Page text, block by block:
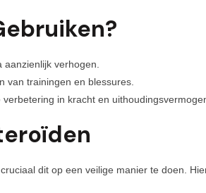
verhogen.
van trainingen en blessures.
in kracht en
dit op een veilige manier te doen.